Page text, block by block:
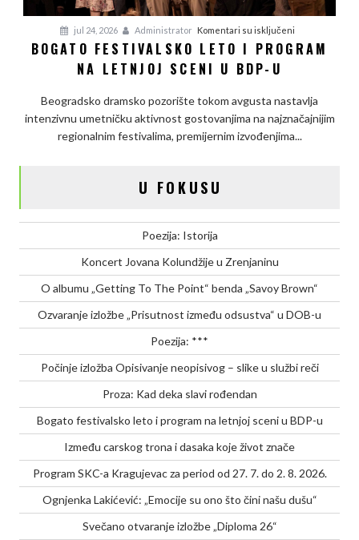
jul 24, 2026 Administrator Komentari su isključenina
Bogato
i
program
na
u
BOGATO FESTIVALSKO LETO I PROGRAM
NA LETNJOJ SCENI U BDP-U
Beogradsko dramsko pozorište tokom avgusta nastavlja
intenzivnu umetničku aktivnost gostovanjima na najznačajnijim
regionalnim festivalima, premijernim izvođenjima...
U FOKUSU
Poezija: Istorija
Koncert Jovana Kolundžije u Zrenjaninu
O albumu „Getting To The Point“ benda „Savoy Brown“
Ozvaranje izložbe „Prisutnost između odsustva“ u DOB-u
Poezija: ***
Počinje izložba Opisivanje neopisivog – slike u službi reči
Proza: Kad deka slavi rođendan
Bogato festivalsko leto i program na letnjoj sceni u BDP-u
Između carskog trona i dasaka koje život znače
Program SKC-a Kragujevac za period od 27. 7. do 2. 8. 2026.
Ognjenka Lakićević: „Emocije su ono što čini našu dušu“
Svečano otvaranje izložbe „Diploma 26“